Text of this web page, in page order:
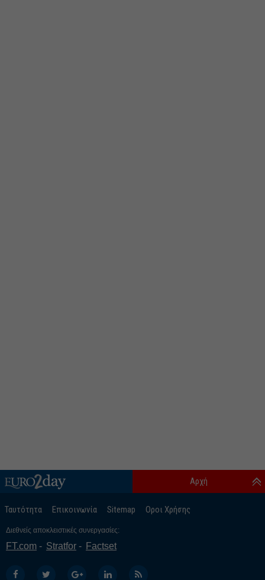
Ταυτότητα Επικοινωνία Sitemap Οροι Χρήσης
Αρχή
Διεθνείς αποκλειστικές συνεργασίες:
FT.com Stratfor Factset